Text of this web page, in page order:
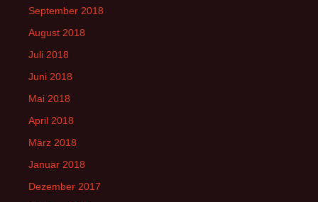
September 2018
August 2018
Juli 2018
Juni 2018
Mai 2018
April 2018
März 2018
Januar 2018
Dezember 2017